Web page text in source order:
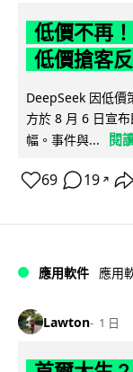
低價不再
低價搶客
DeepSeek 因低價
方於 8 月 6 日宣
幅。事件與...
閱
69 19 ↗
應用軟件 應用
Lawton 1 日